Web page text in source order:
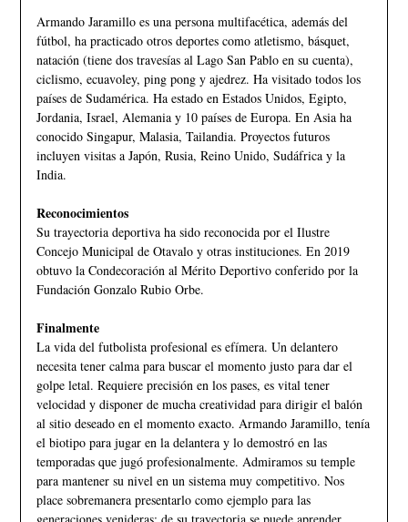
Armando Jaramillo es una persona multifacética, además del
fútbol, ha practicado otros deportes como atletismo, básquet,
natación (tiene dos travesías al Lago San Pablo en su cuenta),
ciclismo, ecuavoley, ping pong y ajedrez. Ha visitado todos los
países de Sudamérica. Ha estado en Estados Unidos, Egipto,
Jordania, Israel, Alemania y 10 países de Europa. En Asia ha
conocido Singapur, Malasia, Tailandia. Proyectos futuros
incluyen visitas a Japón, Rusia, Reino Unido, Sudáfrica y la
India.
Reconocimientos
Su trayectoria deportiva ha sido reconocida por el Ilustre
Concejo Municipal de Otavalo y otras instituciones. En 2019
obtuvo la Condecoración al Mérito Deportivo conferido por la
Fundación Gonzalo Rubio Orbe.
Finalmente
La vida del futbolista profesional es efímera. Un delantero
necesita tener calma para buscar el momento justo para dar el
golpe letal. Requiere precisión en los pases, es vital tener
velocidad y disponer de mucha creatividad para dirigir el balón
al sitio deseado en el momento exacto. Armando Jaramillo, tenía
el biotipo para jugar en la delantera y lo demostró en las
temporadas que jugó profesionalmente. Admiramos su temple
para mantener su nivel en un sistema muy competitivo. Nos
place sobremanera presentarlo como ejemplo para las